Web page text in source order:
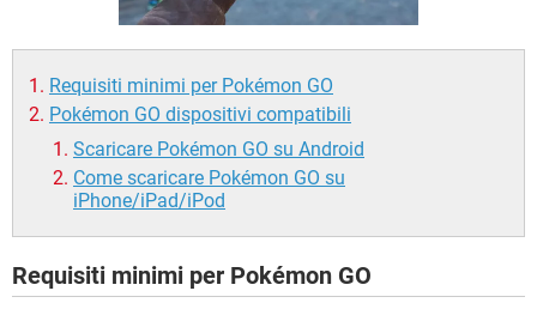
Requisiti minimi per Pokémon GO
Pokémon GO dispositivi compatibili
Scaricare Pokémon GO su Android
Come scaricare Pokémon GO su
iPhone/iPad/iPod
Requisiti minimi per Pokémon GO